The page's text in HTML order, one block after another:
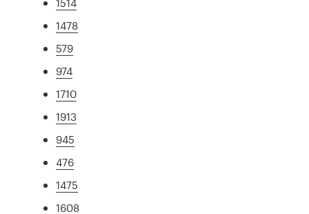
1478
579
974
1710
1913
945
476
1475
1608